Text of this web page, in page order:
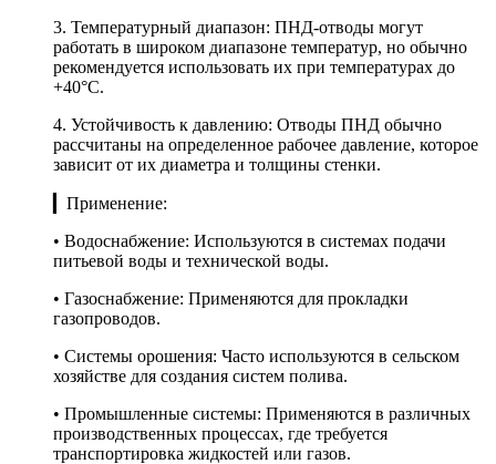
3. Температурный диапазон: ПНД-отводы могут
работать в широком диапазоне температур, но обычно
рекомендуется использовать их при температурах до
+40°C.
4. Устойчивость к давлению: Отводы ПНД обычно
рассчитаны на определенное рабочее давление, которое
зависит от их диаметра и толщины стенки.
▎Применение:
• Водоснабжение: Используются в системах подачи
питьевой воды и технической воды.
• Газоснабжение: Применяются для прокладки
газопроводов.
• Системы орошения: Часто используются в сельском
хозяйстве для создания систем полива.
• Промышленные системы: Применяются в различных
производственных процессах, где требуется
транспортировка жидкостей или газов.